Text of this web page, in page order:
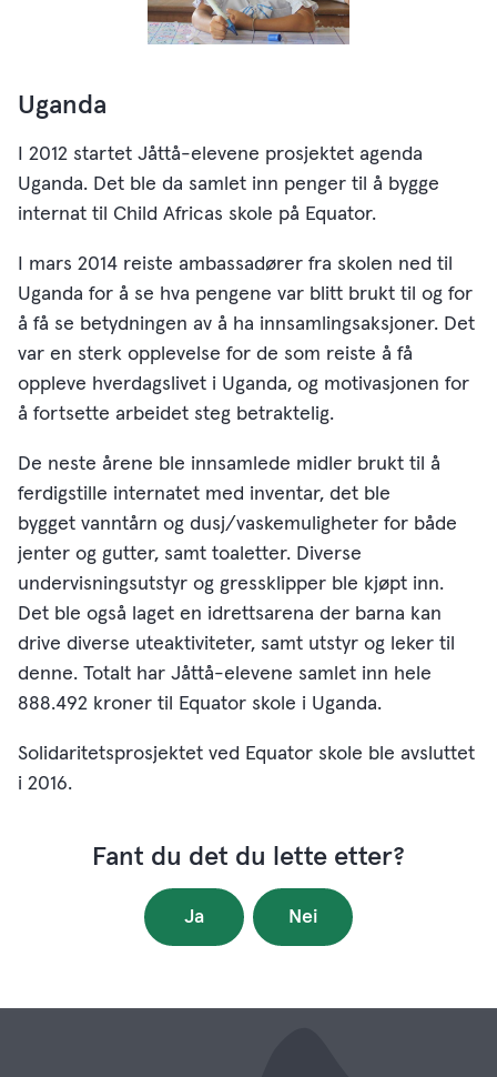
Uganda
I 2012 startet Jåttå-elevene prosjektet agenda
Uganda. Det ble da samlet inn penger til å bygge
internat til Child Africas skole på Equator.
I mars 2014 reiste ambassadører fra skolen ned til
Uganda for å se hva pengene var blitt brukt til og for
å få se betydningen av å ha innsamlingsaksjoner. Det
var en sterk opplevelse for de som reiste å få
oppleve hverdagslivet i Uganda, og motivasjonen for
å fortsette arbeidet steg betraktelig.
De neste årene ble innsamlede midler brukt til å
ferdigstille internatet med inventar, det ble
bygget vanntårn og dusj/vaskemuligheter for både
jenter og gutter, samt toaletter. Diverse
undervisningsutstyr og gressklipper ble kjøpt inn.
Det ble også laget en idrettsarena der barna kan
drive diverse uteaktiviteter, samt utstyr og leker til
denne. Totalt har Jåttå-elevene samlet inn hele
888.492 kroner til Equator skole i Uganda.
Solidaritetsprosjektet ved Equator skole ble avsluttet
i 2016.
Fant du det du lette etter?
Ja Nei